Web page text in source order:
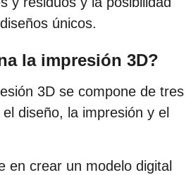
únicos.
la impresión 3D?
3D se compone de tres
diseño, la impresión y el
en crear un modelo digital